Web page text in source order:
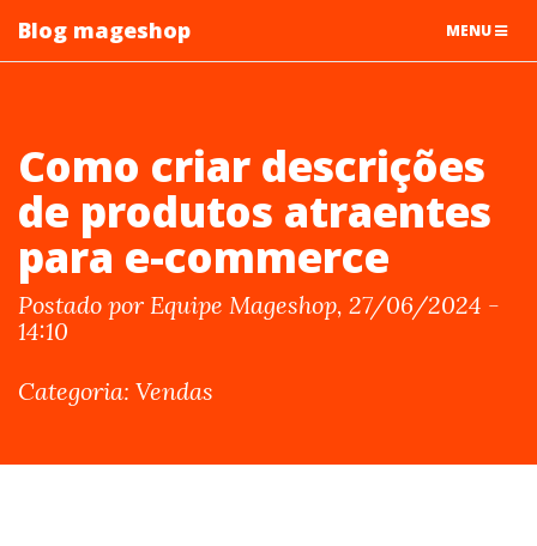
TOGGLE
MENU
Blog mageshop
Como criar descrições
de produtos atraentes
para e-commerce
Postado por Equipe Mageshop, 27/06/2024 -
14:10
Categoria: Vendas